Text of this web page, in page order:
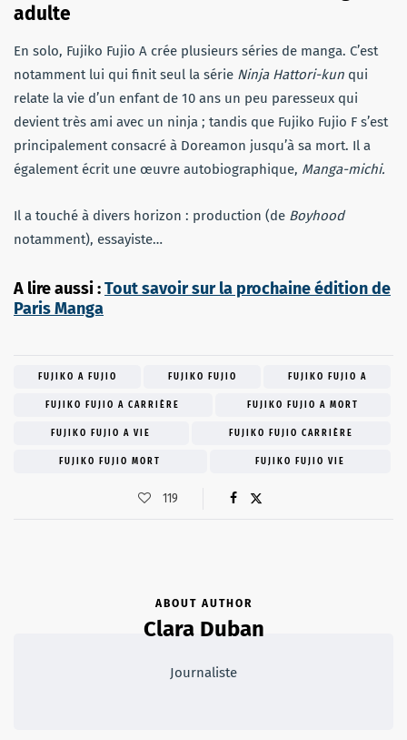
adulte
En solo, Fujiko Fujio A crée plusieurs séries de manga. C’est
notamment lui qui finit seul la série Ninja Hattori-kun qui
relate la vie d’un enfant de 10 ans un peu paresseux qui
devient très ami avec un ninja ; tandis que Fujiko Fujio F s’est
principalement consacré à Doreamon jusqu’à sa mort. Il a
également écrit une œuvre autobiographique, Manga-michi.
Il a touché à divers horizon : production (de Boyhood
notamment), essayiste…
A lire aussi :Tout savoir sur la prochaine édition de
Paris Manga
FUJIKO A FUJIO FUJIKO FUJIO FUJIKO FUJIO A
FUJIKO FUJIO A CARRIÈRE FUJIKO FUJIO A MORT
FUJIKO FUJIO A VIE FUJIKO FUJIO CARRIÈRE
FUJIKO FUJIO MORT FUJIKO FUJIO VIE
119
ABOUT AUTHOR
Clara Duban
Journaliste